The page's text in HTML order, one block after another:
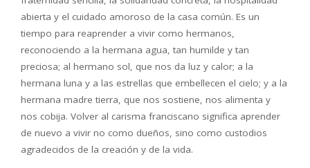
abierta y el cuidado amoroso de la casa común. Es un
tiempo para reaprender a vivir como hermanos,
reconociendo a la hermana agua, tan humilde y tan
preciosa; al hermano sol, que nos da luz y calor; a la
hermana luna y a las estrellas que embellecen el cielo; y a la
hermana madre tierra, que nos sostiene, nos alimenta y
nos cobija. Volver al carisma franciscano significa aprender
de nuevo a vivir no como dueños, sino como custodios
agradecidos de la creación y de la vida.